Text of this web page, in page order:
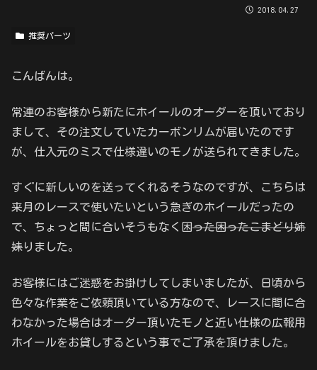
2018.04.27
推奨パーツ
こんばんは。
常連のお客様から新たにホイールのオーダーを頂いており
まして、その注文していたカーボンリムが届いたのです
が、仕入元のミスで仕様違いのモノが送られてきました。
すぐに新しいのを送ってくれるそうなのですが、こちらは
来月のレースで使いたいという急ぎのホイールだったの
で、ちょっと間に合いそうもなく困った困ったこまどり姉
妹りました。
お客様にはご迷惑をお掛けしてしまいましたが、日頃から
色々な作業をご依頼頂いている方なので、レースに間に合
わなかった場合はオーダー頂いたモノと近い仕様の広報用
ホイールをお貸しするという事でご了承を頂けました。